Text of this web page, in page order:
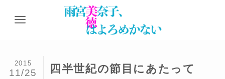
四半世紀の節目にあたって
2015
11/25